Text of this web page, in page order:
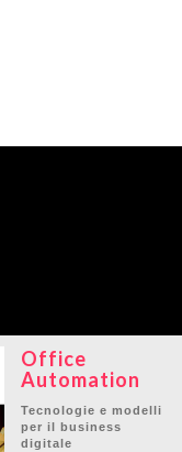
Office
Automation
Tecnologie e modelli
per il business
digitale